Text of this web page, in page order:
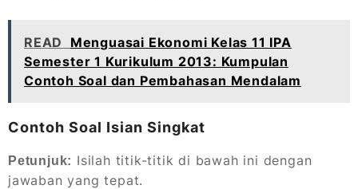
READ
Menguasai Ekonomi Kelas 11 IPA
Semester 1 Kurikulum 2013: Kumpulan
Contoh Soal dan Pembahasan Mendalam
Contoh Soal Isian Singkat
Petunjuk: Isilah titik-titik di bawah ini dengan
jawaban yang tepat.